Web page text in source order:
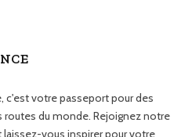
c'est votre passeport pour des
du monde. Rejoignez notre
vous inspirer pour votre